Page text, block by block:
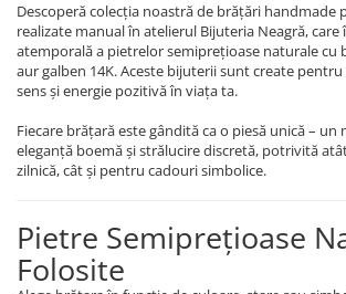
Descoperă colecția noastră de brățări handmade
realizate manual în atelierul Bijuteria Neagră,
atemporală a pietrelor semiprețioase naturale cu
aur galben 14K. Aceste bijuterii sunt create
sens și energie pozitivă în viața ta.
Fiecare brățară este gândită ca o piesă unică – un
eleganță boemă și strălucire discretă, potrivită
zilnică, cât și pentru cadouri simbolice.
Pietre Semiprețioase
Folosite